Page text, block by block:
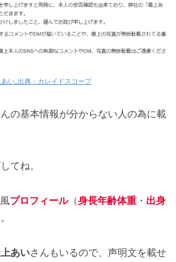
い_出典：カレイドスコープ
の基本情報が分からない人の為に載
てね。
風プロフィール（身長年齢体重 ・ 出身
あいさんもいるので、声明文を載せ